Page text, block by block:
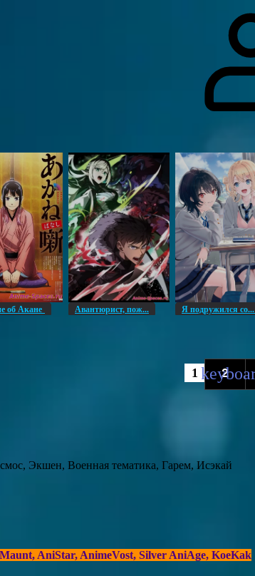
об Акане Авантюрист, пож... Я подружился со...
1 2
Экшен, Военная тематика, Гарем, Исэкай
AniStar, AnimeVost, Silver AniAge, KoeKak